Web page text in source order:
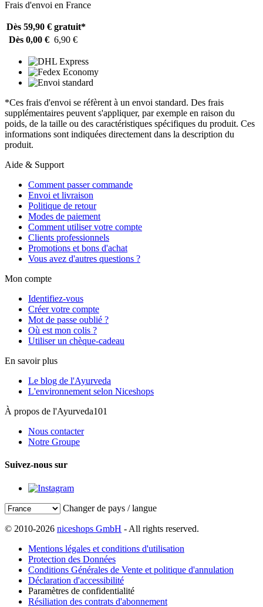
Frais d'envoi en France
Dès 59,90 € gratuit*
Dès 0,00 € 6,90 €
*Ces frais d'envoi se réfèrent à un envoi standard. Des frais
supplémentaires peuvent s'appliquer, par exemple en raison du
poids, de la taille ou des caractéristiques spécifiques du produit. Ces
informations sont indiquées directement dans la description du
produit.
Aide & Support
Comment passer commande
Envoi et livraison
Politique de retour
Modes de paiement
Comment utiliser votre compte
Clients professionnels
Promotions et bons d'achat
Vous avez d'autres questions ?
Mon compte
Identifiez-vous
Créer votre compte
Mot de passe oublié ?
Où est mon colis ?
Utiliser un chèque-cadeau
En savoir plus
Le blog de l'Ayurveda
L'environnement selon Niceshops
À propos de l'Ayurveda101
Nous contacter
Notre Groupe
Suivez-nous sur
Changer de pays / langue
© 2010-2026 niceshops GmbH - All rights reserved.
Mentions légales et conditions d'utilisation
Protection des Données
Conditions Générales de Vente et politique d'annulation
Déclaration d'accessibilité
Paramètres de confidentialité
Résiliation des contrats d'abonnement